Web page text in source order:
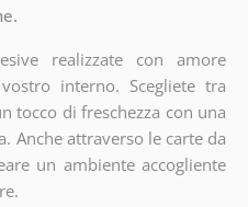
realizzate con amore
interno. Scegliete tra
tocco di freschezza con una
Anche attraverso le carte da
un ambiente accogliente